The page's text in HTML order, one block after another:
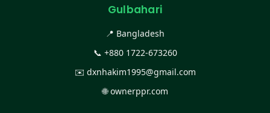
Gulbahari
📍 Bangladesh
📞 +880 1722-673260
✉️ dxnhakim1995@gmail.com
🌐ownerppr.com